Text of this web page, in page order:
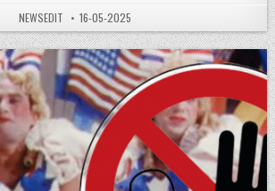
AUTHOR:
NEWSEDIT PUBLISHED DATE:
16-05-2025